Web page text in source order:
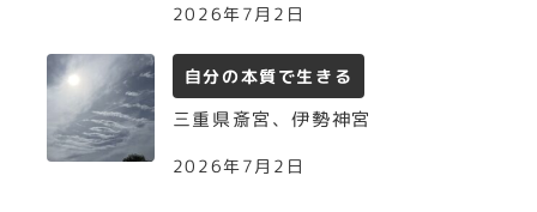
2026年7月2日
自分の本質で生きる
三重県斎宮、伊勢神宮
2026年7月2日